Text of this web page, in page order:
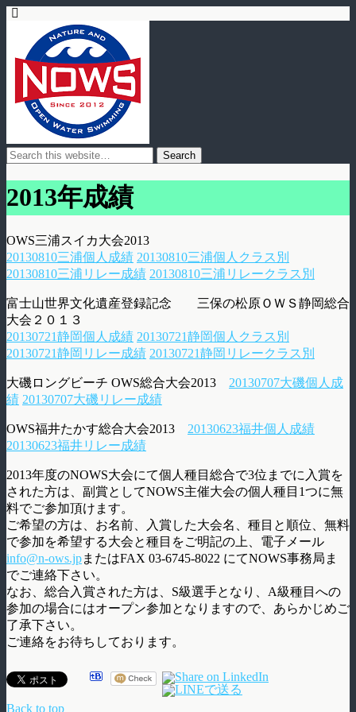
2013年成績
OWS三浦スイカ大会2013
20130810三浦個人成績 20130810三浦個人クラス別
20130810三浦リレー成績 20130810三浦リレークラス別
富士山世界文化遺産登録記念 三保の松原ＯＷＳ静岡総合
大会２０１３
20130721静岡個人成績 20130721静岡個人クラス別
20130721静岡リレー成績 20130721静岡リレークラス別
大磯ロングビーチ OWS総合大会2013 20130707大磯個人成
績 20130707大磯リレー成績
OWS福井たかす総合大会2013 20130623福井個人成績
20130623福井リレー成績
2013年度のNOWS大会にて個人種目総合で3位までに入賞を
された方は、副賞としてNOWS主催大会の個人種目1つに無
料でご参加頂けます。
ご希望の方は、お名前、入賞した大会名、種目と順位、無料
で参加を希望する大会と種目をご明記の上、電子メール
info@n-ows.jpまたはFAX 03-6745-8022 にてNOWS事務局ま
でご連絡下さい。
なお、総合入賞された方は、S級選手となり、A級種目への
参加の場合にはオープン参加となりますので、あらかじめご
了承下さい。
ご連絡をお待ちしております。
Back to top